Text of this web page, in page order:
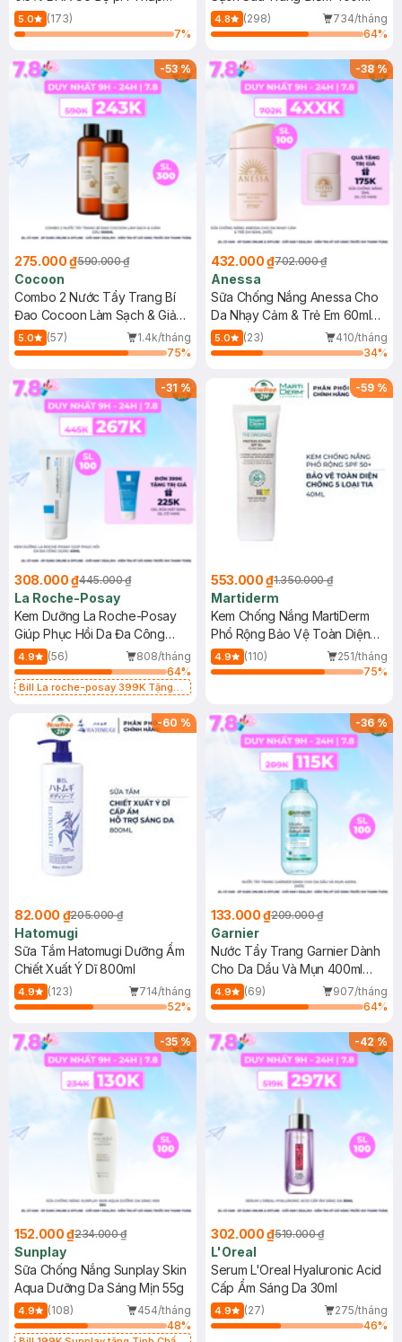
150ml
5.0
(173)
7%
4.8 (298)
734/tháng
64%
-53%
275.000 ₫590.000 ₫
Cocoon
Combo 2 Nước Tẩy Trang Bí
Đao Cocoon Làm Sạch & Giảm
Dầu 500ml
5.0 (57)
1.4k/tháng
75%
-38%
432.000 ₫702.000 ₫
Anessa
Sữa Chống Nắng Anessa Cho
Da Nhạy Cảm & Trẻ Em 60ml
(Mới)
5.0 (23)
410/tháng
34%
-31%
308.000 ₫445.000 ₫
La Roche-Posay
Kem Dưỡng La Roche-Posay
Giúp Phục Hồi Da Đa Công
Dụng 40ml
4.9 (56)
808/tháng
64%
Bill La roche-posay 399K Tặng
(SL có hạn)
-59 %
553.000 ₫1.350.000 ₫
Martiderm
Kem Chống Nắng MartiDerm
Phổ Rộng Bảo Vệ Toàn Diện
40ml
4.9 (110)
251/tháng
75%
-60 %
82.000 ₫205.000 ₫
Hatomugi
Sữa Tắm Hatomugi Dưỡng Ẩm
Chiết Xuất Ý Dĩ 800ml
4.9 (123)
714/tháng
52%
-36%
133.000 ₫209.000 ₫
Garnier
Nước Tẩy Trang Garnier Dành
Cho Da Dầu Và Mụn 400ml
(Mới)
4.9 (69)
907/tháng
64%
-35%
152.000 ₫234.000 ₫
Sunplay
Sữa Chống Nắng Sunplay Skin
Aqua Dưỡng Da Sáng Mịn 55g
4.9 (108)
454/tháng
48%
-42%
302.000 ₫519.000 ₫
L'Oreal
Serum L'Oreal Hyaluronic Acid
Cấp Ẩm Sáng Da 30ml
4.9 (27)
275/tháng
46%